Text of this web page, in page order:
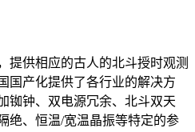
提供相应的古人的北斗授时观测
国产化提供了各行业的解决方
铷钟、双电源冗余、北斗双天
绝、恒温/宽温晶振等特定的参